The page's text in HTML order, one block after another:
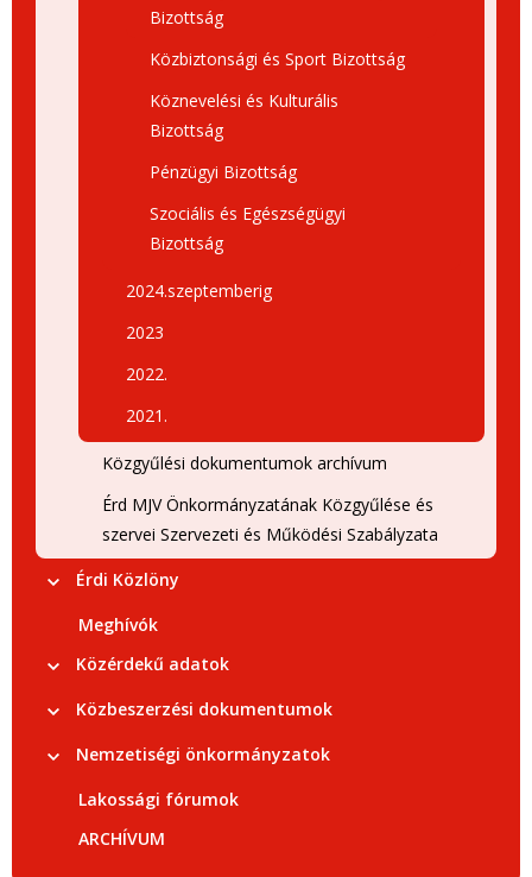
Bizottság
Közbiztonsági és Sport Bizottság
Köznevelési és Kulturális
Bizottság
Pénzügyi Bizottság
Szociális és Egészségügyi
Bizottság
2024.szeptemberig
2023
2022.
2021.
Közgyűlési dokumentumok archívum
Érd MJV Önkormányzatának Közgyűlése és
szervei Szervezeti és Működési Szabályzata
Érdi Közlöny
Meghívók
Közérdekű adatok
Közbeszerzési dokumentumok
Nemzetiségi önkormányzatok
Lakossági fórumok
ARCHÍVUM